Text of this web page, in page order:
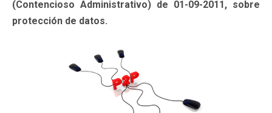
(Contencioso Administrativo) de 01-09-2011, sobre
protección de datos.